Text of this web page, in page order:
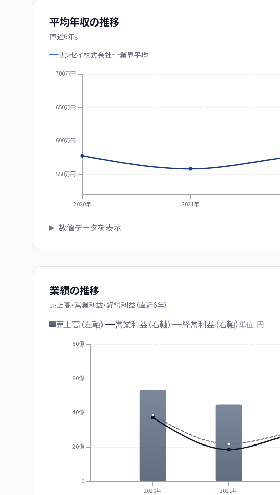
平均年収の推移
直近6年。
サンセイ株式会社
業界平均
550万円
600万円
650万円
700万円
2020年 2021年
数値データを表示
業績の推移
売上高・営業利益・経常利益（直近6年）
売上高（左軸） 営業利益（右軸） 経常利益（右軸） 単位: 円
0
20億
40億
60億
80億
2020年 2021年